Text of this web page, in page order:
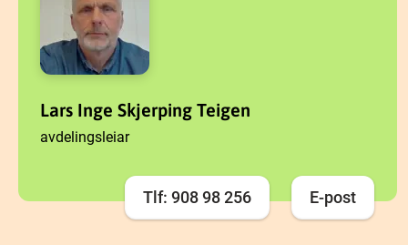
Lars Inge Skjerping Teigen
avdelingsleiar
Tlf: 908 98 256 E-post